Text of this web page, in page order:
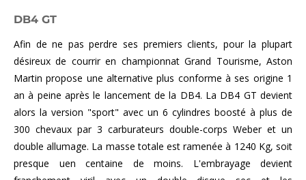
DB4 GT
Afin de ne pas perdre ses premiers clients, pour la plupart
désireux de courrir en championnat Grand Tourisme, Aston
Martin propose une alternative plus conforme à ses origine 1
an à peine après le lancement de la DB4. La DB4 GT devient
alors la version "sport" avec un 6 cylindres boosté à plus de
300 chevaux par 3 carburateurs double-corps Weber et un
double allumage. La masse totale est ramenée à 1240 Kg, soit
presque uen centaine de moins. L'embrayage devient